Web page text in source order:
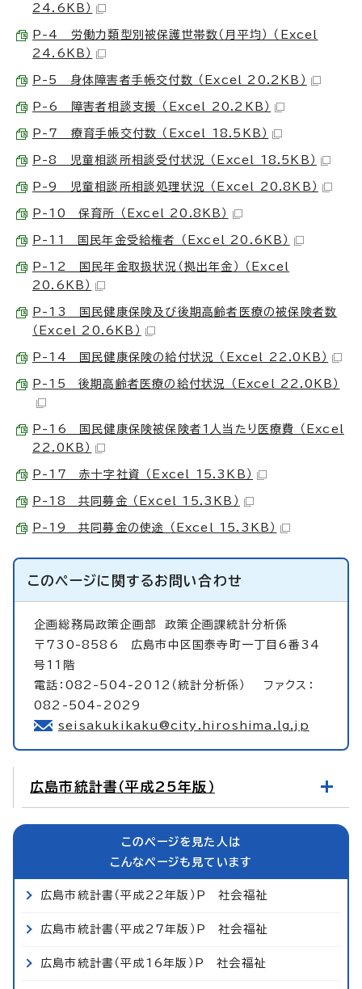
24.6KB）
P-4 労働力類型別被保護世帯数（月平均） （Excel
24.6KB）
P-5 身体障害者手帳交付数 （Excel 20.2KB）
P-6 障害者相談支援 （Excel 20.2KB）
P-7 療育手帳交付数 （Excel 18.5KB）
P-8 児童相談所相談受付状況 （Excel 18.5KB）
P-9 児童相談所相談処理状況 （Excel 20.8KB）
P-10 保育所 （Excel 20.8KB）
P-11 国民年金受給権者 （Excel 20.6KB）
P-12 国民年金取扱状況（拠出年金） （Excel
20.6KB）
P-13 国民健康保険及び後期高齢者医療の被保険者数
（Excel 20.6KB）
P-14 国民健康保険の給付状況 （Excel 22.0KB）
P-15 後期高齢者医療の給付状況 （Excel 22.0KB）
P-16 国民健康保険被保険者1人当たり医療費 （Excel
22.0KB）
P-17 赤十字社資 （Excel 15.3KB）
P-18 共同募金 （Excel 15.3KB）
P-19 共同募金の使途 （Excel 15.3KB）
このページに関するお問い合わせ
企画総務局政策企画部政策企画課統計分析係
〒730-8586 広島市中区国泰寺町一丁目6番34
号11階
電話：082-504-2012（統計分析係） ファクス：
082-504-2029
seisakukikaku@city.hiroshima.lg.jp
広島市統計書（平成25年版）
このページを見た人は
こんなページも見ています
広島市統計書（平成22年版）P 社会福祉
広島市統計書（平成27年版）P 社会福祉
広島市統計書（平成16年版）P 社会福祉